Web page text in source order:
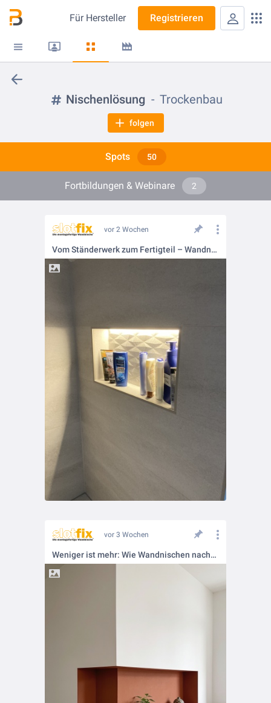
Für Hersteller Registrieren
Nischenlösung Trockenbau
folgen
Spots 50
Fortbildungen & Webinare 2
vor 2 Wochen
Vom Ständerwerk zum Fertigteil – Wandnischen für Bad & Dusche
vor 3 Wochen
Weniger ist mehr: Wie Wandnischen nachhaltig Platz schaffen